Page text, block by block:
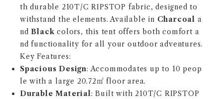
th durable 210T/C RIPSTOP fabric, designed to
withstand the elements. Available in Charcoal a
nd Blackcolors, this tent offers both comfort a
nd functionality for all your outdoor adventures.
Key Features:
Spacious Design: Accommodates up to 10 peop
le with a large 20.72㎡ floor area.
Durable Material: Built with 210T/C RIPSTOP